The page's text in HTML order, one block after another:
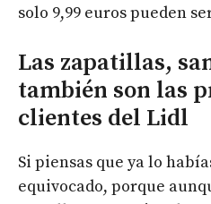
solo 9,99 euros pueden
Las zapatillas,
también son las
clientes del Lidl
Si piensas que ya lo
equivocado, porque